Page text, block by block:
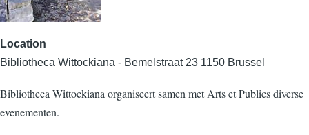
Location
Bibliotheca Wittockiana - Bemelstraat 23 1150 Brussel
Bibliotheca Wittockiana organiseert samen met Arts et Publics diverse
evenementen.